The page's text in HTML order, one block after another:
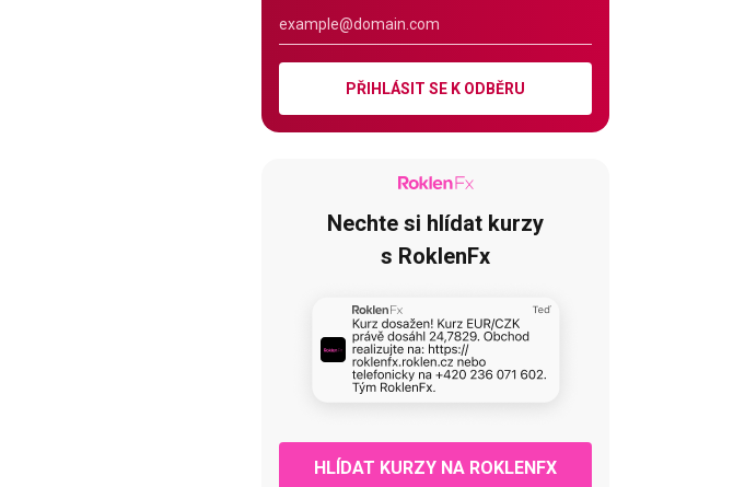
PŘIHLÁSIT SE K ODBĚRU
Nechte si hlídat kurzy
s RoklenFx
HLÍDAT KURZY NA ROKLENFX